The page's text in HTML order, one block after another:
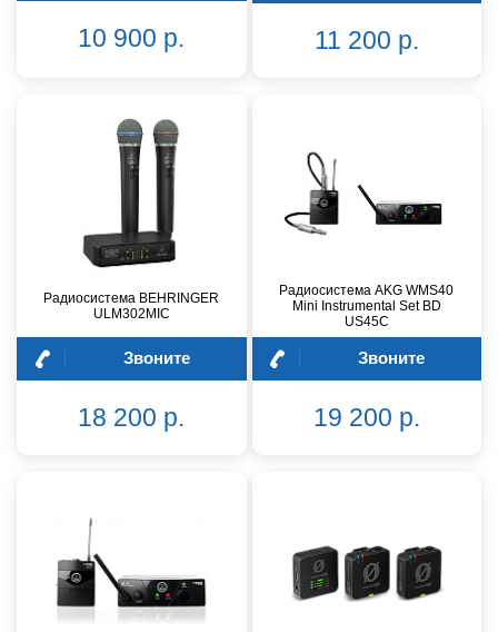
10 900 р. 11 200 р.
Радиосистема BEHRINGER
ULM302MIC
Звоните
18 200 р.
Радиосистема AKG WMS40
Mini Instrumental Set BD
US45C
Звоните
19 200 р.